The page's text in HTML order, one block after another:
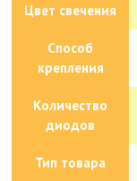
Цвет свечения
Способ
крепления
Количество
диодов
Тип товара